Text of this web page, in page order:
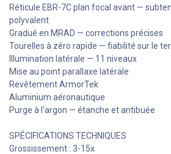
Réticule EBR-7C plan focal avant —
polyvalent
Gradué en MRAD — corrections précises
Tourelles à zéro rapide — fiabilité sur le
Illumination latérale — 11 niveaux
Mise au point parallaxe latérale
Revêtement ArmorTek
Aluminium aéronautique
Purge à l'argon — étanche et antibuée
SPÉCIFICATIONS TECHNIQUES
Grossissement : 3-15x